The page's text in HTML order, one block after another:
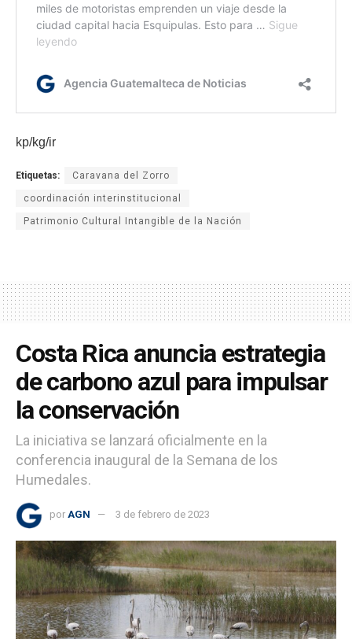
kp/kg/ir
Etiquetas: Caravana del Zorro
coordinación interinstitucional
Patrimonio Cultural Intangible de la Nación
Costa Rica anuncia estrategia
de carbono azul para impulsar
la conservación
La iniciativa se lanzará oficialmente en la
conferencia inaugural de la Semana de los
Humedales.
por AGN 3 de febrero de 2023